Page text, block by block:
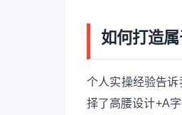
如何打造
个人实操经验告诉
择了高腰设计+A